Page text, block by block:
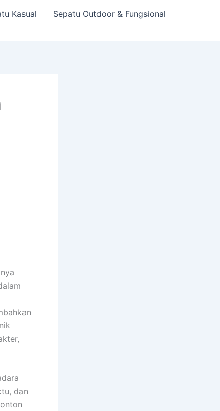
Kasual
Sepatu Outdoor & Fungsional
dan